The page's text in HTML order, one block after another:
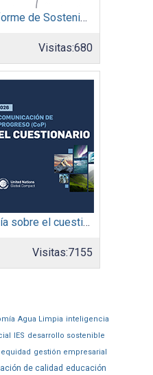
Informe de Sostenibilidad 2025: Parque Arauco
Visitas:680
Guía sobre el cuestionario: Comunicación de Progreso
Visitas:7155
Agua Limpia inteligencia
IES desarrollo sostenible
equidad gestión empresarial
de calidad educación